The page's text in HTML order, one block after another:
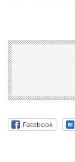
Facebook